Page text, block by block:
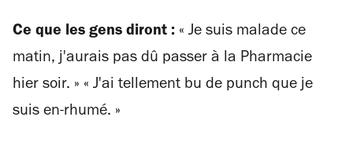
Ce que les gens diront : « Je suis malade ce
matin, j'aurais pas dû passer à la Pharmacie
hier soir. » « J'ai tellement bu de punch que je
suis en-rhumé. »